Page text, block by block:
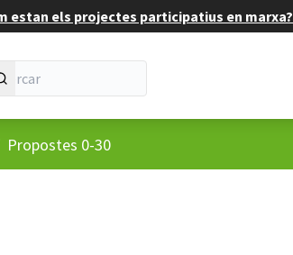
estan els projectes participatius en marxa?
d'usuari
Propostes 0-30